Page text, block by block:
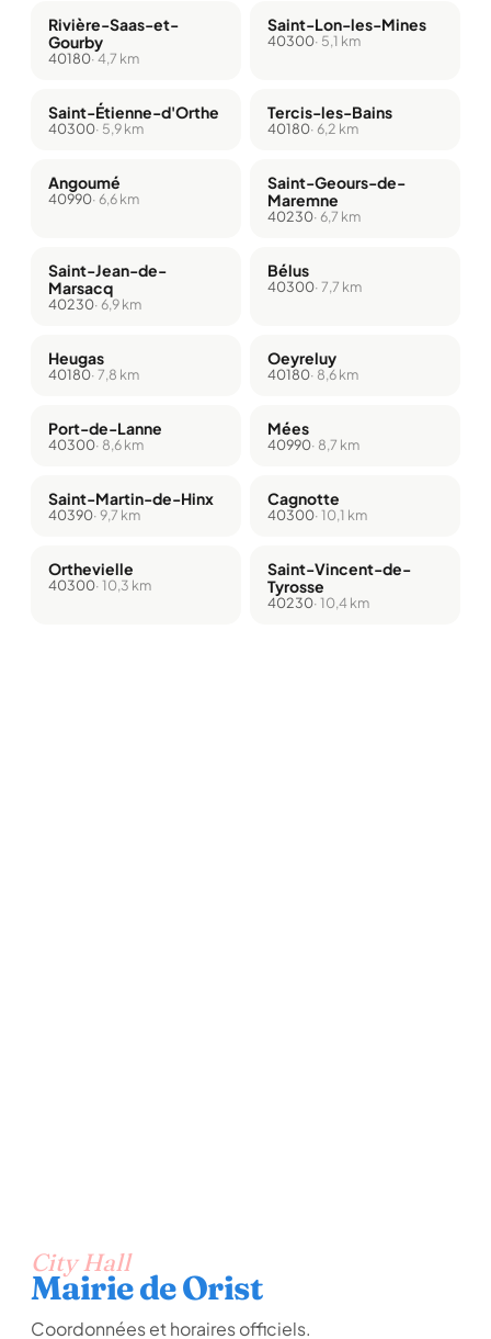
Rivière-Saas-et-
Gourby
40180· 4,7 km
Saint-Lon-les-Mines
40300· 5,1 km
Saint-Étienne-d'Orthe
40300· 5,9 km
Tercis-les-Bains
40180· 6,2 km
Angoumé
40990· 6,6 km
Saint-Geours-de-
Maremne
40230· 6,7 km
Saint-Jean-de-
Marsacq
40230· 6,9 km
Bélus
40300· 7,7 km
Heugas
40180· 7,8 km
Oeyreluy
40180· 8,6 km
Port-de-Lanne
40300· 8,6 km
Mées
40990· 8,7 km
Saint-Martin-de-Hinx
40390· 9,7 km
Cagnotte
40300· 10,1 km
Orthevielle
40300· 10,3 km
Saint-Vincent-de-
Tyrosse
40230· 10,4 km
City Hall
Mairie de Orist
Coordonnées et horaires officiels.